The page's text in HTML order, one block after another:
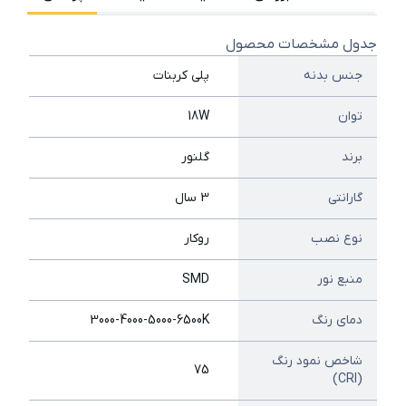
جدول مشخصات محصول
جنس بدنه پلی کربنات
توان 18W
برند گلنور
گارانتی 3 سال
نوع نصب روکار
منبع نور SMD
دمای رنگ 3000-4000-5000-6500K
شاخص نمود رنگ
(CRI)
75